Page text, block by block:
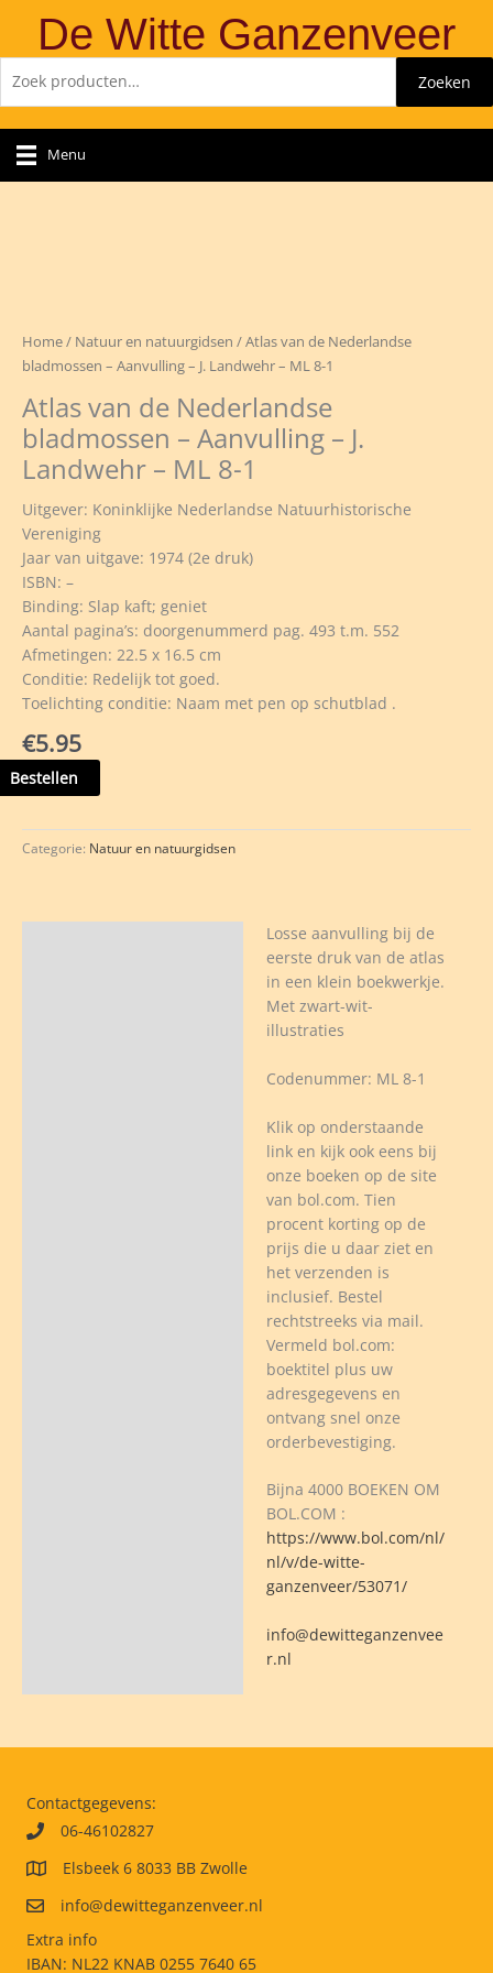
de
inhoud
De Witte Ganzenveer
naar:
Zoeken
Menu
Home/ Natuur en natuurgidsen / Atlas van de Nederlandse
bladmossen – Aanvulling – J. Landwehr – ML 8-1
Atlas van de Nederlandse
bladmossen – Aanvulling – J.
Landwehr – ML 8-1
Uitgever: Koninklijke Nederlandse Natuurhistorische
Vereniging
Jaar van uitgave: 1974 (2e druk)
ISBN: –
Binding: Slap kaft; geniet
Aantal pagina’s: doorgenummerd pag. 493 t.m. 552
Afmetingen: 22.5 x 16.5 cm
Conditie: Redelijk tot goed.
Toelichting conditie: Naam met pen op schutblad .
€5.95
Bestellen
Categorie: Natuur en natuurgidsen
Losse aanvulling bij de
eerste druk van de atlas
in een klein boekwerkje.
Met zwart-wit-
illustraties
Codenummer: ML 8-1
Klik op onderstaande
link en kijk ook eens bij
onze boeken op de site
van bol.com. Tien
procent korting op de
prijs die u daar ziet en
het verzenden is
inclusief. Bestel
rechtstreeks via mail.
Vermeld bol.com:
boektitel plus uw
adresgegevens en
ontvang snel onze
orderbevestiging.
Bijna 4000 BOEKEN OM
BOL.COM :
https://www.bol.com/nl/
nl/v/de-witte-
ganzenveer/53071/
info@dewitteganzenvee
r.nl
Contactgegevens:
06-46102827
Elsbeek 6 8033 BB Zwolle
info@dewitteganzenveer.nl
Extra info
IBAN: NL22 KNAB 0255 7640 65